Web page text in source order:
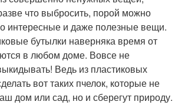
что выбросить, порой можно
интересные и даже полезные вещи.
бутылки наверняка время от
в любом доме. Вовсе не
Ведь из пластиковых
вот таких пчелок, которые не
дом или сад, но и сберегут природу.